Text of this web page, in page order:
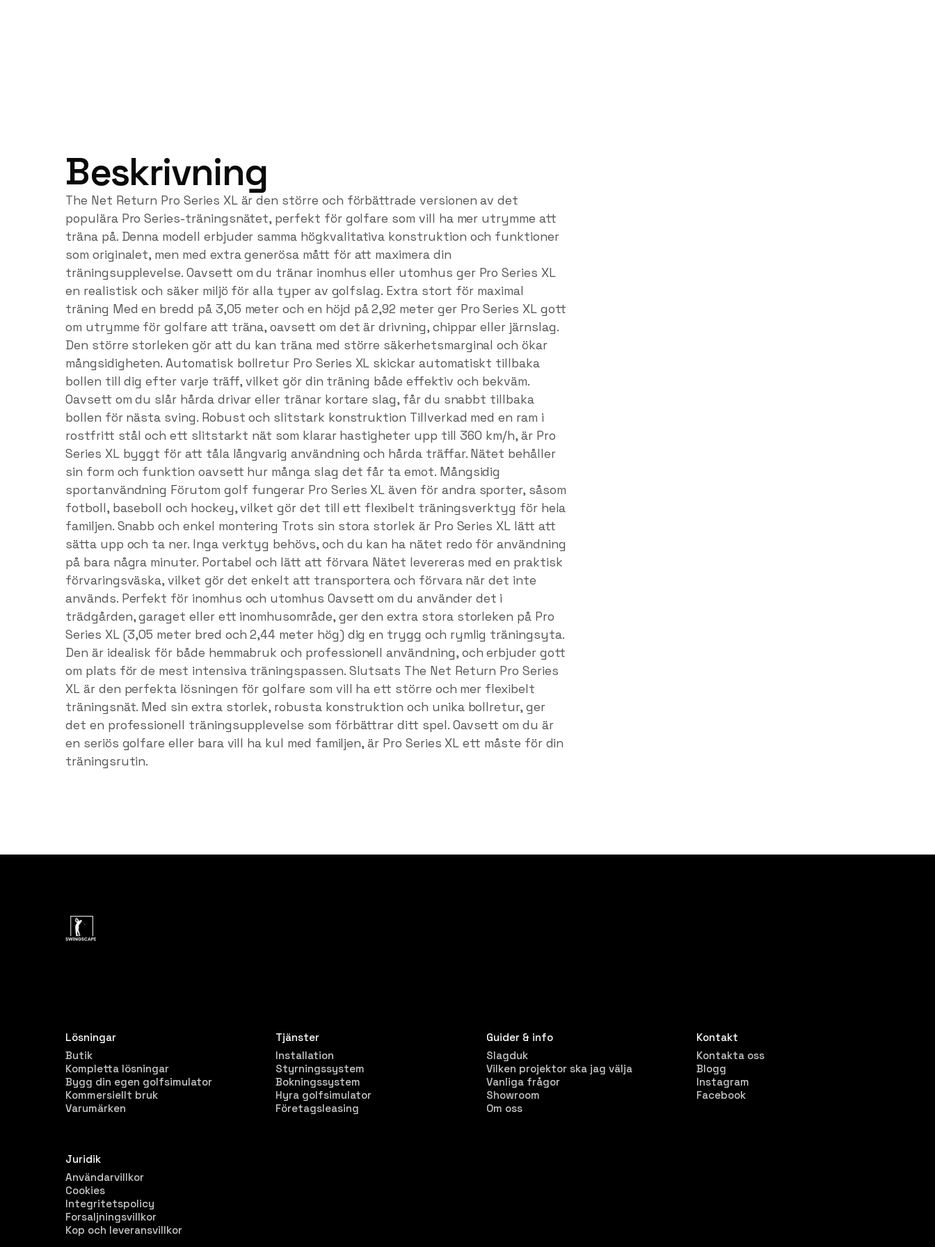
Beskrivning
The Net Return Pro Series XL är den större och förbättrade versionen av det
populära Pro Series-träningsnätet, perfekt för golfare som vill ha mer utrymme att
träna på. Denna modell erbjuder samma högkvalitativa konstruktion och funktioner
som originalet, men med extra generösa mått för att maximera din
träningsupplevelse. Oavsett om du tränar inomhus eller utomhus ger Pro Series XL
en realistisk och säker miljö för alla typer av golfslag. Extra stort för maximal
träning Med en bredd på 3,05 meter och en höjd på 2,92 meter ger Pro Series XL gott
om utrymme för golfare att träna, oavsett om det är drivning, chippar eller järnslag.
Den större storleken gör att du kan träna med större säkerhetsmarginal och ökar
mångsidigheten. Automatisk bollretur Pro Series XL skickar automatiskt tillbaka
bollen till dig efter varje träff, vilket gör din träning både effektiv och bekväm.
Oavsett om du slår hårda drivar eller tränar kortare slag, får du snabbt tillbaka
bollen för nästa sving. Robust och slitstark konstruktion Tillverkad med en ram i
rostfritt stål och ett slitstarkt nät som klarar hastigheter upp till 360 km/h, är Pro
Series XL byggt för att tåla långvarig användning och hårda träffar. Nätet behåller
sin form och funktion oavsett hur många slag det får ta emot. Mångsidig
sportanvändning Förutom golf fungerar Pro Series XL även för andra sporter, såsom
fotboll, baseboll och hockey, vilket gör det till ett flexibelt träningsverktyg för hela
familjen. Snabb och enkel montering Trots sin stora storlek är Pro Series XL lätt att
sätta upp och ta ner. Inga verktyg behövs, och du kan ha nätet redo för användning
på bara några minuter. Portabel och lätt att förvara Nätet levereras med en praktisk
förvaringsväska, vilket gör det enkelt att transportera och förvara när det inte
används. Perfekt för inomhus och utomhus Oavsett om du använder det i
trädgården, garaget eller ett inomhusområde, ger den extra stora storleken på Pro
Series XL (3,05 meter bred och 2,44 meter hög) dig en trygg och rymlig träningsyta.
Den är idealisk för både hemmabruk och professionell användning, och erbjuder gott
om plats för de mest intensiva träningspassen. Slutsats The Net Return Pro Series
XL är den perfekta lösningen för golfare som vill ha ett större och mer flexibelt
träningsnät. Med sin extra storlek, robusta konstruktion och unika bollretur, ger
det en professionell träningsupplevelse som förbättrar ditt spel. Oavsett om du är
en seriös golfare eller bara vill ha kul med familjen, är Pro Series XL ett måste för din
träningsrutin.
Lösningar
Butik
Kompletta lösningar
Bygg din egen golfsimulator
Kommersiellt bruk
Varumärken
Tjänster
Installation
Styrningssystem
Bokningssystem
Hyra golfsimulator
Företagsleasing
Guider & info
Slagduk
Vilken projektor ska jag välja
Vanliga frågor
Showroom
Om oss
Kontakt
Kontakta oss
Blogg
Instagram
Facebook
Juridik
Användarvillkor
Cookies
Integritetspolicy
Forsaljningsvillkor
Kop och leveransvillkor